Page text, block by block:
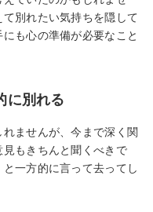
別れたい気持ちを隠して
も心の準備が必要なこと
に別れる
ませんが、今まで深く関
もきちんと聞くべきで
一方的に言って去ってし